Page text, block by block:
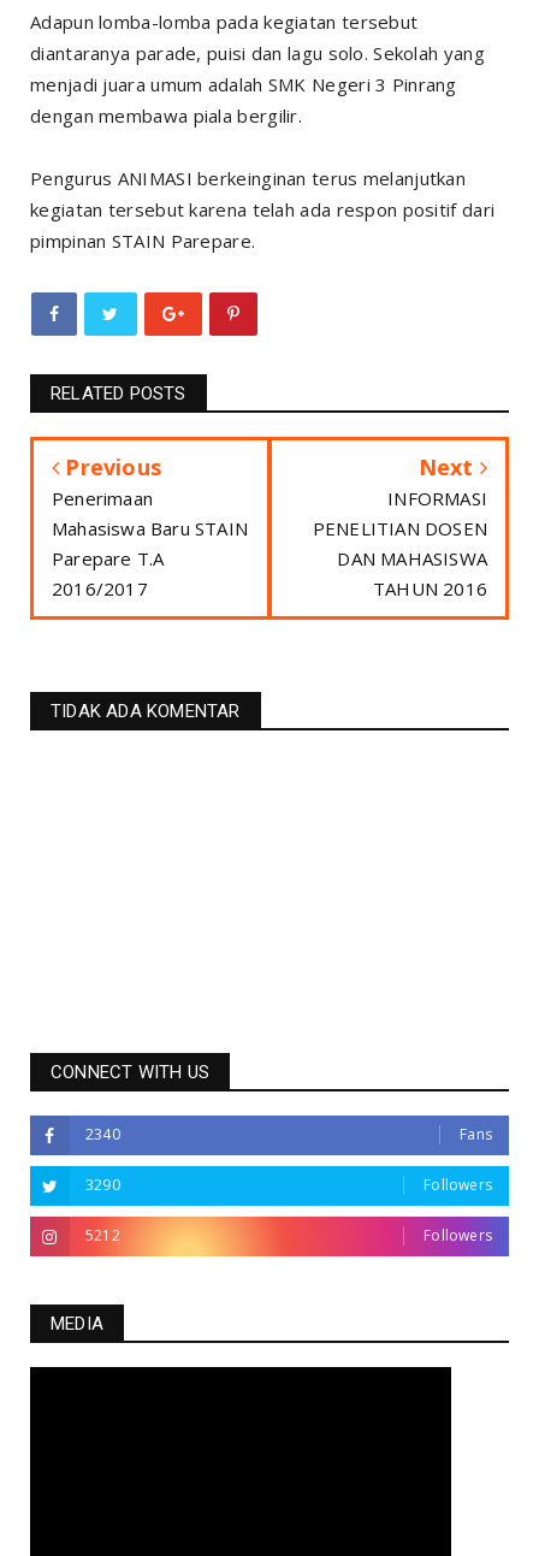
Adapun lomba-lomba pada kegiatan tersebut
diantaranya parade, puisi dan lagu solo. Sekolah yang
menjadi juara umum adalah SMK Negeri 3 Pinrang
dengan membawa piala bergilir.
Pengurus ANIMASI berkeinginan terus melanjutkan
kegiatan tersebut karena telah ada respon positif dari
pimpinan STAIN Parepare.
RELATED POSTS
Previous
Penerimaan
Mahasiswa Baru STAIN
Parepare T.A
2016/2017
Next
INFORMASI
PENELITIAN DOSEN
DAN MAHASISWA
TAHUN 2016
TIDAK ADA KOMENTAR
CONNECT WITH US
2340 Fans
3290 Followers
5212 Followers
MEDIA